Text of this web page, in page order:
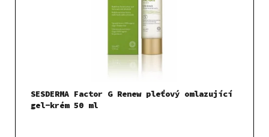
SESDERMA Factor G Renew pleťový omlazující
gel-krém 50 ml